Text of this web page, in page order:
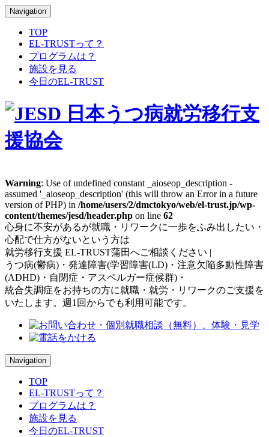
Navigation
TOP
EL-TRUSTって？
プログラムは？
施設を見る
今日のEL-TRUST
Warning: Use of undefined constant _aioseop_description -
assumed '_aioseop_description' (this will throw an Error in a future
version of PHP) in /home/users/2/dmctokyo/web/el-trust.jp/wp-
content/themes/jesd/header.php on line 62
心身に不安があるが就職・リワークに一歩をふみ出したい・
心配で仕方がないという方は
就労移行支援 EL-TRUST蒲田へご相談ください |
うつ病(鬱病)・発達障害(学習障害(LD)・注意欠陥多動性障害
(ADHD)・自閉症・アスペルガー症候群)・
統合失調症をお持ちの方に就職・就労・リワークのご支援を
いたします。週1回からでも利用可能です。
Navigation
TOP
EL-TRUSTって？
プログラムは？
施設を見る
今日のEL-TRUST